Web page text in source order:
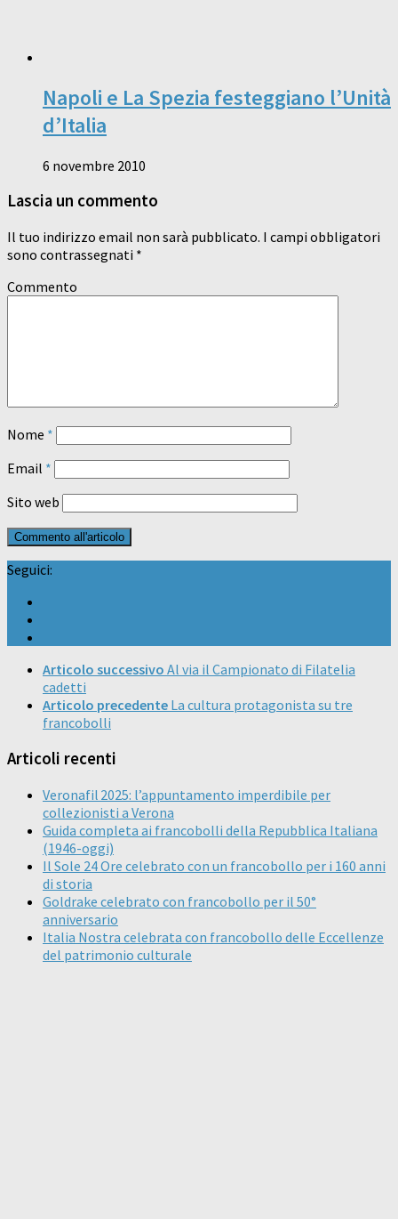
Napoli e La Spezia festeggiano l’Unità
d’Italia
6 novembre 2010
Lascia un commento
Il tuo indirizzo email non sarà pubblicato. I campi obbligatori
sono contrassegnati *
Commento
Nome *
Email *
Sito web
Seguici:
Articolo successivo Al via il Campionato di Filatelia
cadetti
Articolo precedente La cultura protagonista su tre
francobolli
Articoli recenti
Veronafil 2025: l’appuntamento imperdibile per
collezionisti a Verona
Guida completa ai francobolli della Repubblica Italiana
(1946-oggi)
Il Sole 24 Ore celebrato con un francobollo per i 160 anni
di storia
Goldrake celebrato con francobollo per il 50°
anniversario
Italia Nostra celebrata con francobollo delle Eccellenze
del patrimonio culturale